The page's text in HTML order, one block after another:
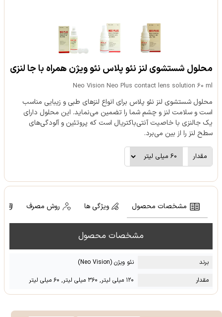
محلول شستشوی لنز نئو پلاس نئو ویژن همراه با جا لنزی
Neo Vision Neo Plus contact lens solution 60 ml
محلول شستشوی لنز نئو پلاس برای انواع لنزهای طبی و زیبایی مناسب
است و سلامت لنز و چشم شما را تضمین می‌نماید. این محلول دارای
یک جالنزی با خاصیت آنتی‌‎باکتریال است که پروتئین و آلودگی‌های
سطح لنز را از بین می‌برد.
مقدار
مشخصات محصول ویژگی ها روش مصرف
مشخصات محصول
برند
نئو ویژن (Neo Vision)
مقدار
۱۲۰ میلی لیتر, ۳۶۰ میلی لیتر, ۶۰ میلی لیتر